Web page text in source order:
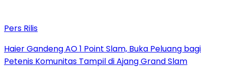
Pers Rilis
Haier Gandeng AO 1 Point Slam, Buka Peluang bagi
Petenis Komunitas Tampil di Ajang Grand Slam